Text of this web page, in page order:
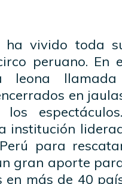
ha vivido toda
peruano. En
leona
en
institución
para
gran aporte
más de 40